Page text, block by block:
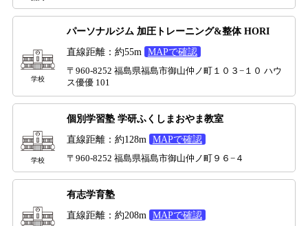
学校
パーソナルジム 加圧トレーニング&整体 HORI
直線距離：約55m
MAPで確認
〒960-8252 福島県福島市御山仲ノ町１０３−１０ ハウ
ス優優 101
学校
個別学習塾 学研ふくしまおやま教室
直線距離：約128m
MAPで確認
〒960-8252 福島県福島市御山仲ノ町９６−４
有志学育塾
直線距離：約208m
MAPで確認